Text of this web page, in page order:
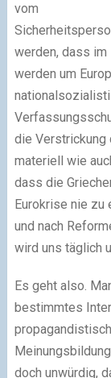
vom
werden, dass
werden um
die Verstrickung
materiell wie
dass die
Eurokrise nie zu
und nach
wird uns täglich
Es geht also.
bestimmtes
doch unwürdig,